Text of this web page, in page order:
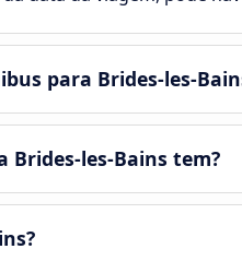
para Brides-les-
Brides-les-Bains tem?